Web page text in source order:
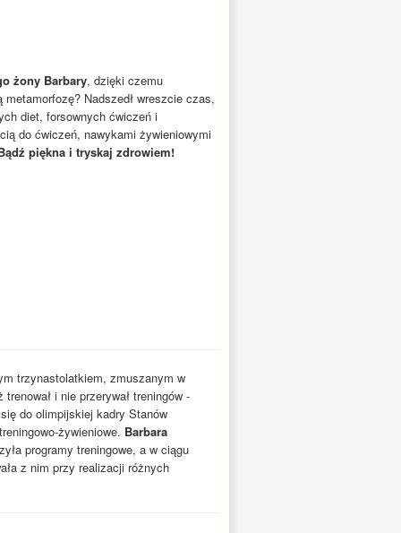
żony Barbary, dzięki czemu
Nadszedł wreszcie czas,
diet, forsownych ćwiczeń i
do ćwiczeń, nawykami żywieniowymi
piękna i tryskaj zdrowiem!
trzynastolatkiem, zmuszanym w
i nie przerywał treningów -
do olimpijskiej kadry Stanów
żywieniowe. Barbara
programy treningowe, a w ciągu
z nim przy realizacji różnych